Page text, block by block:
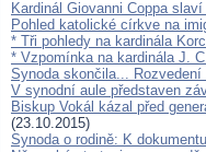
Kardinál Giovanni Coppa
Pohled katolické církve na
* Tři pohledy na kardinála
* Vzpomínka na kardinála J.
Synoda skončila...
V synodní aule představen
Biskup Vokál kázal před
(23.10.2015)
Synoda o rodině: K